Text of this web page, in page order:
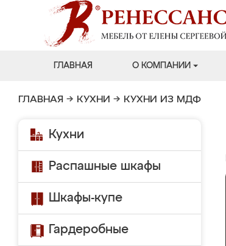
ГЛАВНАЯ О КОМПАНИИ
ГЛАВНАЯ → КУХНИ → КУХНИ ИЗ МДФ
Кухни
Распашные шкафы
Шкафы-купе
Гардеробные